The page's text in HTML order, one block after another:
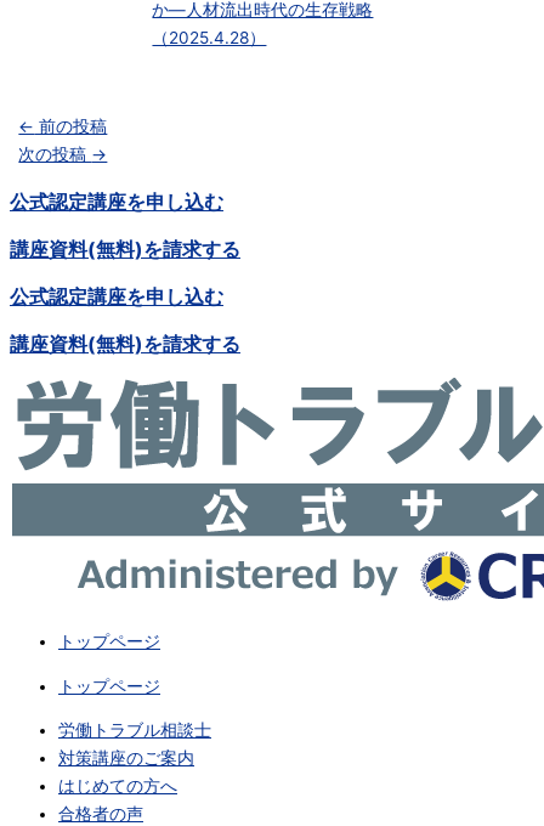
か―人材流出時代の生存戦略
（2025.4.28）
← 前の投稿
次の投稿 →
公式認定講座を申し込む
講座資料(無料)を請求する
公式認定講座を申し込む
講座資料(無料)を請求する
トップページ
トップページ
労働トラブル相談士
対策講座のご案内
はじめての方へ
合格者の声